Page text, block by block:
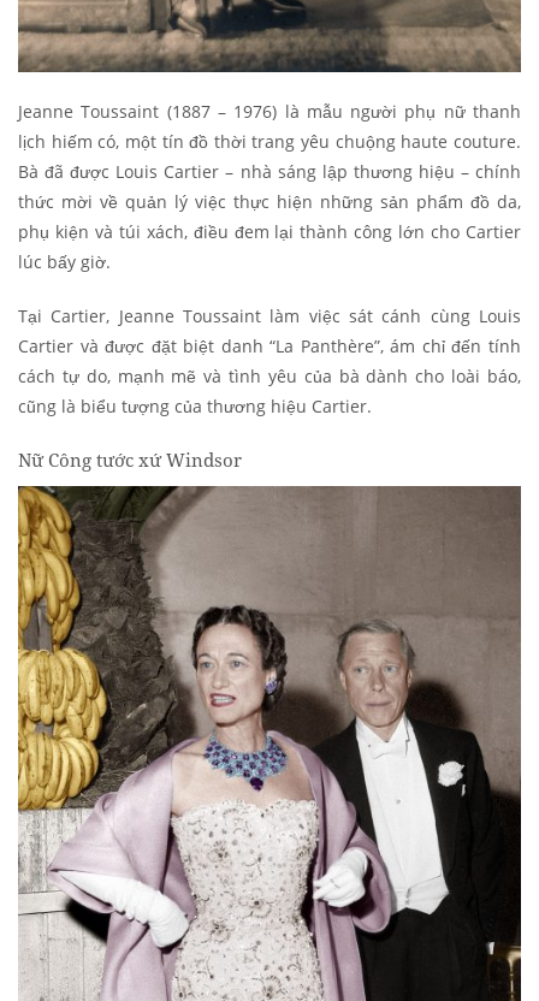
Jeanne Toussaint (1887 – 1976) là mẫu người phụ nữ thanh
lịch hiếm có, một tín đồ thời trang yêu chuộng haute couture.
Bà đã được Louis Cartier – nhà sáng lập thương hiệu – chính
thức mời về quản lý việc thực hiện những sản phẩm đồ da,
phụ kiện và túi xách, điều đem lại thành công lớn cho Cartier
lúc bấy giờ.
Tại Cartier, Jeanne Toussaint làm việc sát cánh cùng Louis
Cartier và được đặt biệt danh “La Panthère”, ám chỉ đến tính
cách tự do, mạnh mẽ và tình yêu của bà dành cho loài báo,
cũng là biểu tượng của thương hiệu Cartier.
Nữ Công tước xứ Windsor